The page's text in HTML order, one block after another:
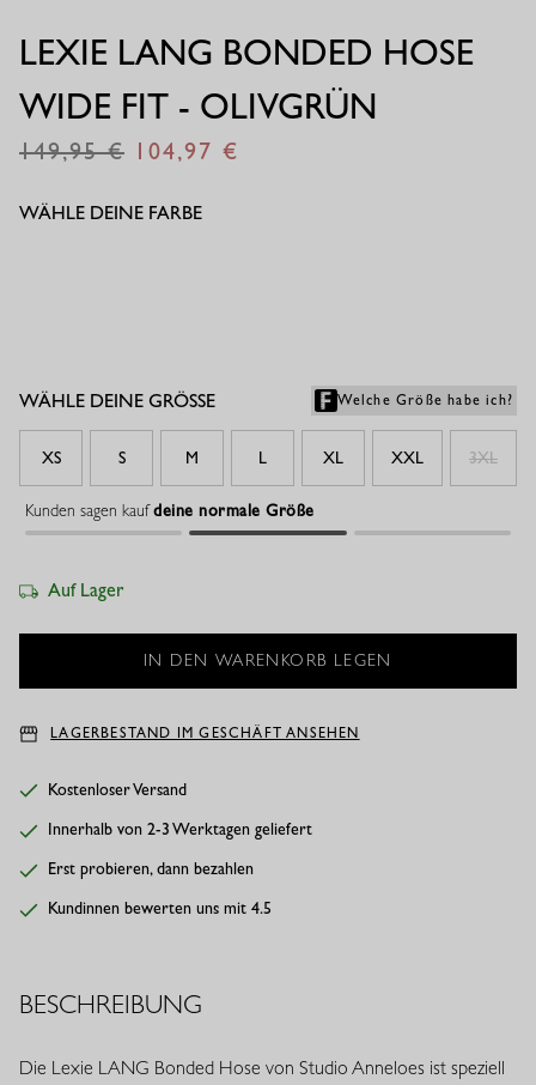
LEXIE LANG BONDED HOSE
WIDE FIT - OLIVGRÜN
149,95 104,97
WÄHLE DEINE FARBE
WÄHLE DEINE GRÖSSE Welche Größe habe ich?
XS S M L XL XXL 3XL
Kunden sagen kaufdeine normale Größe
Auf Lager
LAGERBESTAND IM GESCHÄFT ANSEHEN
Kostenloser Versand
Innerhalb von 2-3 Werktagen geliefert
Erst probieren, dann bezahlen
Kundinnen bewerten uns mit 4.5
BESCHREIBUNG
Die Lexie LANG Bonded Hose von Studio Anneloes ist speziell